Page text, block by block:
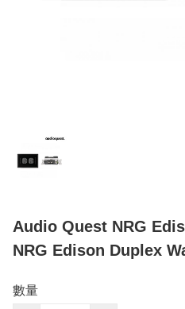
Audio Quest NRG
NRG Edison Duplex
數量